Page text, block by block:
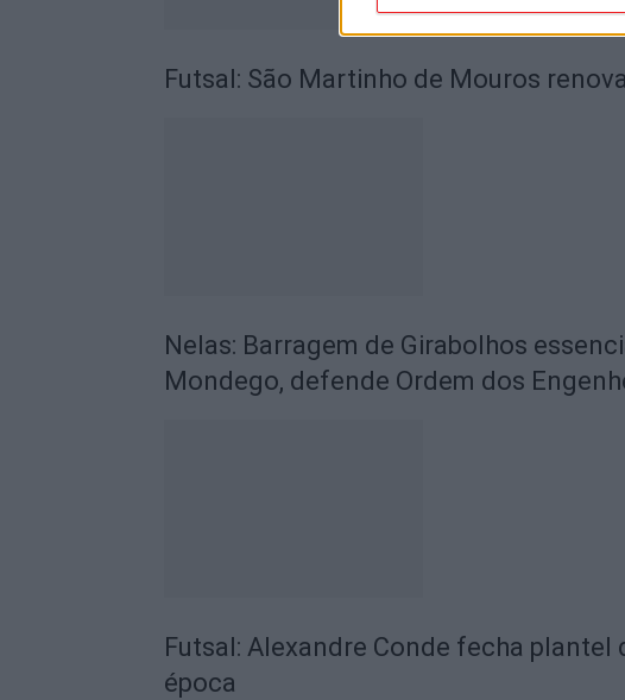
Futsal: São Martinho de Mouros
Nelas: Barragem de Girabolhos
Mondego, defende Ordem dos
Futsal: Alexandre Conde fecha plantel
época